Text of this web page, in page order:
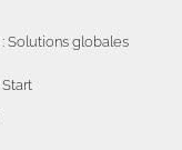
Solutions globales